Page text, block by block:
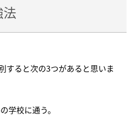
すると次の3つがあると思いま
学校に通う。